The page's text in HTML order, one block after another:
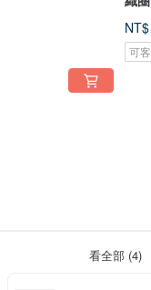
可
看全部 (4)